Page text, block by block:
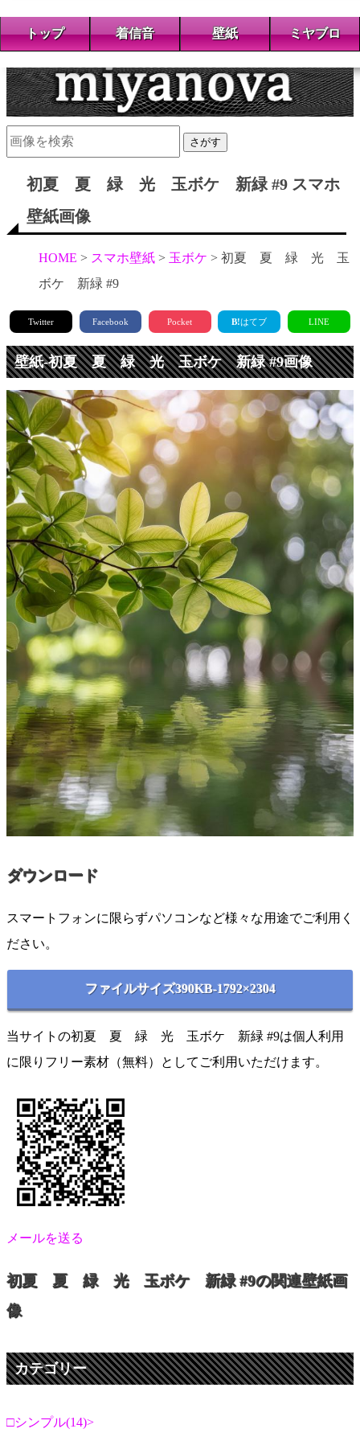
トップ 着信音 壁紙 ミヤブロ
さがす
初夏 夏 緑 光 玉ボケ 新緑 #9 スマホ
壁紙画像
HOME スマホ壁紙 玉ボケ
初夏 夏 緑 光 玉
ボケ 新緑 #9
Twitter Facebook Pocket B!はてブ LINE
壁紙-初夏 夏 緑 光 玉ボケ 新緑 #9画像
ダウンロード
スマートフォンに限らずパソコンなど様々な用途でご利用く
ださい。
ファイルサイズ390KB-1792×2304
当サイトの初夏 夏 緑 光 玉ボケ 新緑 #9は個人利用
に限りフリー素材（無料）としてご利用いただけます。
メールを送る
初夏 夏 緑 光 玉ボケ 新緑 #9の関連壁紙画
像
カテゴリー
シンプル(14)